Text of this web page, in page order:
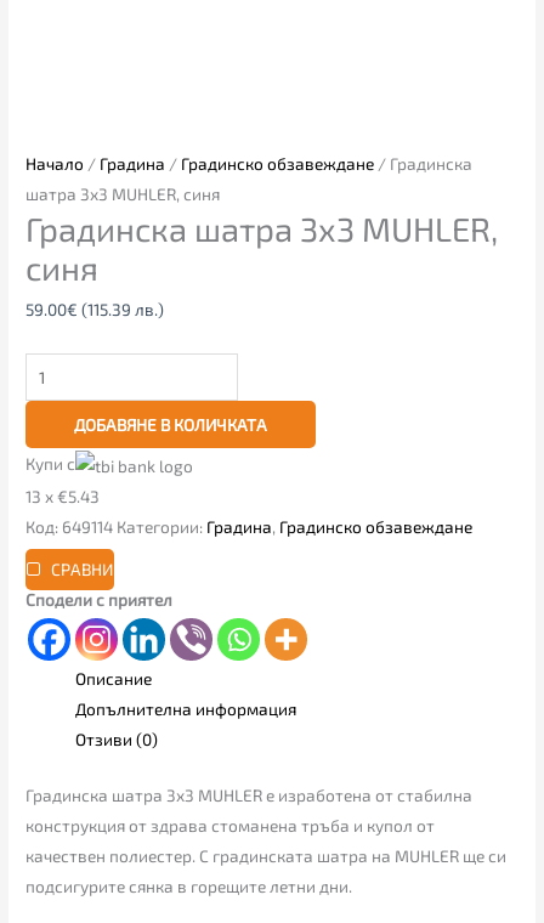
Начало / Градина / Градинско обзавеждане / Градинска
шатра 3х3 MUHLER, синя
Градинска шатра 3х3 MUHLER,
синя
59.00€ (115.39 лв.)
ДОБАВЯНЕ В КОЛИЧКАТА
Купи с
13 x €5.43
Код: 649114 Категории: Градина, Градинско обзавеждане
СРАВНИ
Сподели с приятел
Описание
Допълнителна информация
Отзиви (0)
Градинска шатра 3х3 MUHLER е изработена от стабилна
конструкция от здрава стоманена тръба и купол от
качествен полиестер. С градинската шатра на MUHLER ще си
подсигурите сянка в горещите летни дни.